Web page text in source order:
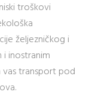
troškovi
željezničkog i
i inostranim
vas transport pod